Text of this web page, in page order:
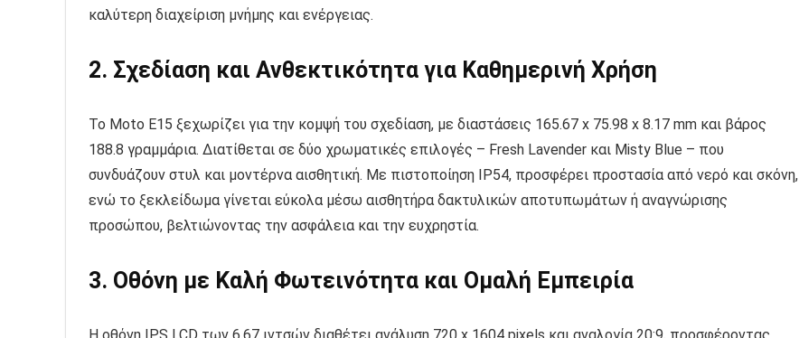
καλύτερη διαχείριση μνήμης και ενέργειας.
2. Σχεδίαση και Ανθεκτικότητα για Καθημερινή Χρήση
Το Moto E15 ξεχωρίζει για την κομψή του σχεδίαση, με διαστάσεις 165.67 x 75.98 x 8.17 mm και βάρος
188.8 γραμμάρια. Διατίθεται σε δύο χρωματικές επιλογές – Fresh Lavender και Misty Blue – που
συνδυάζουν στυλ και μοντέρνα αισθητική. Με πιστοποίηση IP54, προσφέρει προστασία από νερό και σκόνη,
ενώ το ξεκλείδωμα γίνεται εύκολα μέσω αισθητήρα δακτυλικών αποτυπωμάτων ή αναγνώρισης
προσώπου, βελτιώνοντας την ασφάλεια και την ευχρηστία.
3. Οθόνη με Καλή Φωτεινότητα και Ομαλή Εμπειρία